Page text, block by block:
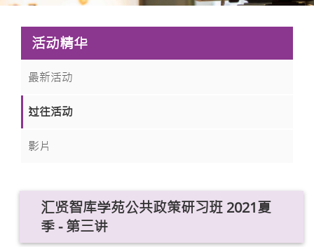
活动精华
最新活动
过往活动
影片
汇贤智库学苑公共政策研习班 2021夏
季 - 第三讲